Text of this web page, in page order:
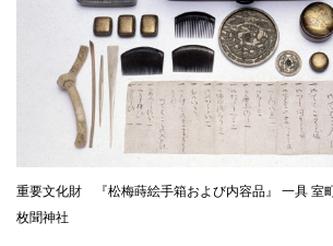
重要文化財 『松梅蒔絵手箱および内容品』 一具 室
枚聞神社